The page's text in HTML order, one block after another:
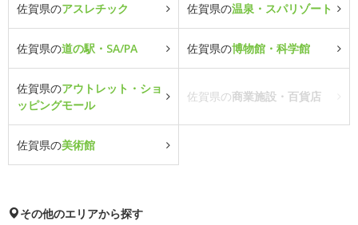
佐賀県のアスレチック 佐賀県の温泉・スパリゾート
佐賀県の道の駅・SA/PA 佐賀県の博物館・科学館
佐賀県のアウトレット・ショ
ッピングモール
佐賀県の商業施設・百貨店
佐賀県の美術館
その他のエリアから探す